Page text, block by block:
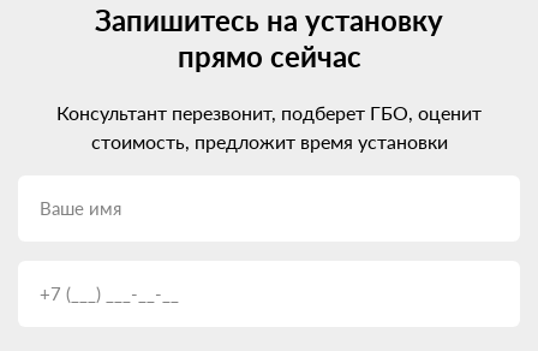
Запишитесь на установку
прямо сейчас
Консультант перезвонит, подберет ГБО, оценит
стоимость, предложит время установки